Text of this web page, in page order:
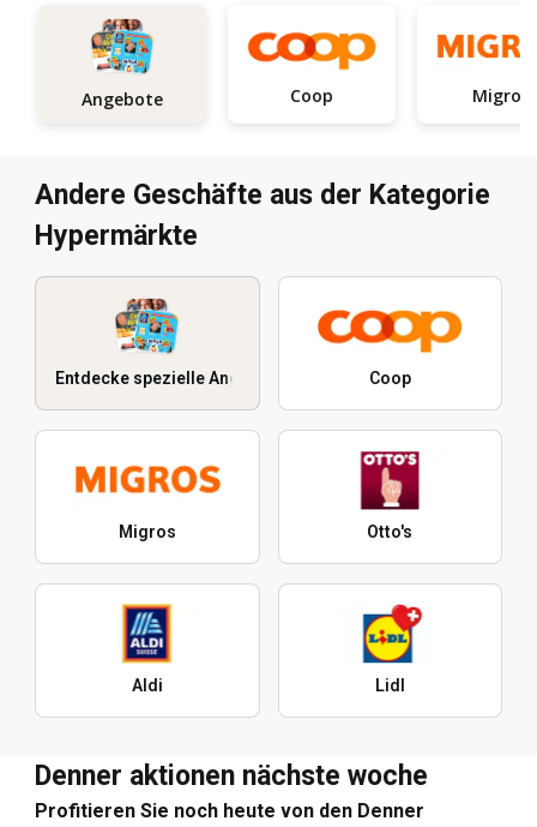
Angebote Coop Migros
Andere Geschäfte aus der Kategorie
Hypermärkte
Entdecke spezielle Angebote Coop
Migros Otto's
Aldi Lidl
Denner aktionen nächste woche
Profitieren Sie noch heute von den Denner